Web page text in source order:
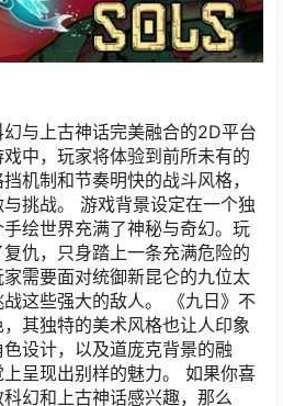
幻与上古神话完美融合的2D平台
中，玩家将体验到前所未有的
机制和节奏明快的战斗风格，
挑战。 游戏背景设定在一个独
绘世界充满了神秘与奇幻。玩
仇，只身踏上一条充满危险的
需要面对统御新昆仑的九位太
这些强大的敌人。 《九日》不
其独特的美术风格也让人印象
设计，以及道庞克背景的融
呈现出别样的魅力。 如果你喜
幻和上古神话感兴趣，那么